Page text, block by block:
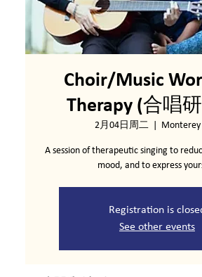
Choir/Music
Therapy (合唱
2月04日周二
  |
Monterey
A session of therapeutic singing to
mood, and to express
Registration is
See other events